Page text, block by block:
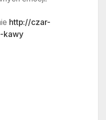
http://czar-
kawy